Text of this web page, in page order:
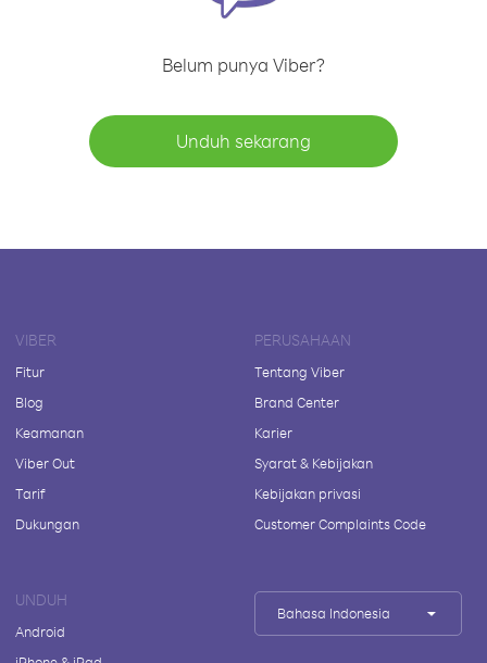
Belum punya Viber?
Unduh sekarang
VIBER
Fitur
Blog
Keamanan
Viber Out
Tarif
Dukungan
PERUSAHAAN
Tentang Viber
Brand Center
Karier
Syarat & Kebijakan
Kebijakan privasi
Customer Complaints Code
UNDUH
Android
Bahasa Indonesia